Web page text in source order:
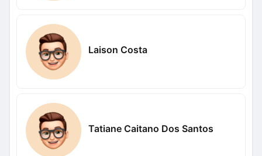
Laison Costa
Tatiane Caitano Dos Santos